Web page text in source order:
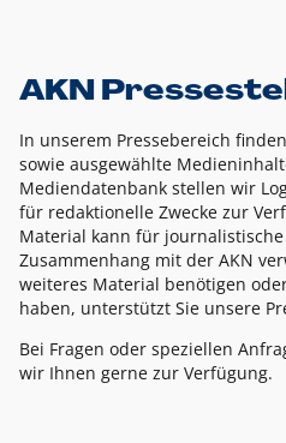
AKN
In unserem Pressebereich
sowie ausgewählte
Mediendatenbank stellen wir
für redaktionelle Zwecke zur
Material kann für
Zusammenhang mit der AKN
weiteres Material benötigen
haben, unterstützt Sie unsere
Bei Fragen oder speziellen
wir Ihnen gerne zur Verfügung.